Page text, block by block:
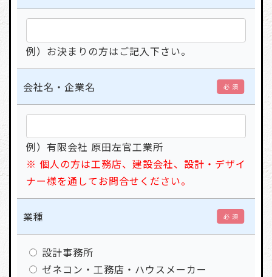
例）お決まりの方はご記入下さい。
会社名・企業名 必 須
例）有限会社 原田左官工業所
※ 個人の方は工務店、建設会社、設計・デザイ
ナー様を通してお問合せください。
業種 必 須
設計事務所
ゼネコン・工務店・ハウスメーカー